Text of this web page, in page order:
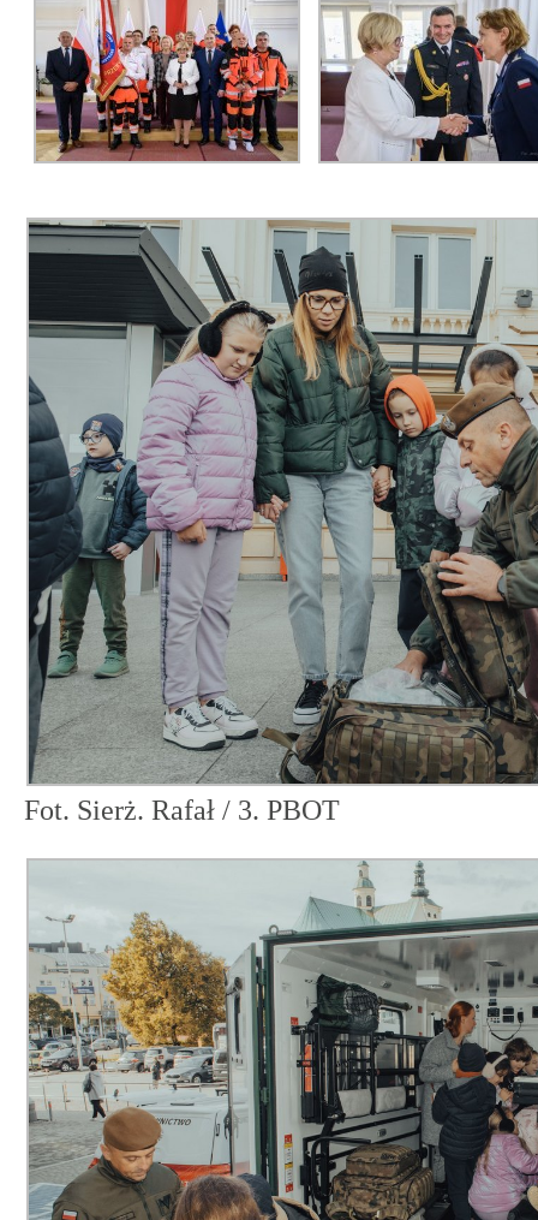
Fot. Sierż. Rafał / 3. PBOT